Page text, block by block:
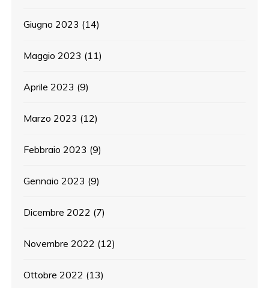
Giugno 2023 (14)
Maggio 2023 (11)
Aprile 2023 (9)
Marzo 2023 (12)
Febbraio 2023 (9)
Gennaio 2023 (9)
Dicembre 2022 (7)
Novembre 2022 (12)
Ottobre 2022 (13)